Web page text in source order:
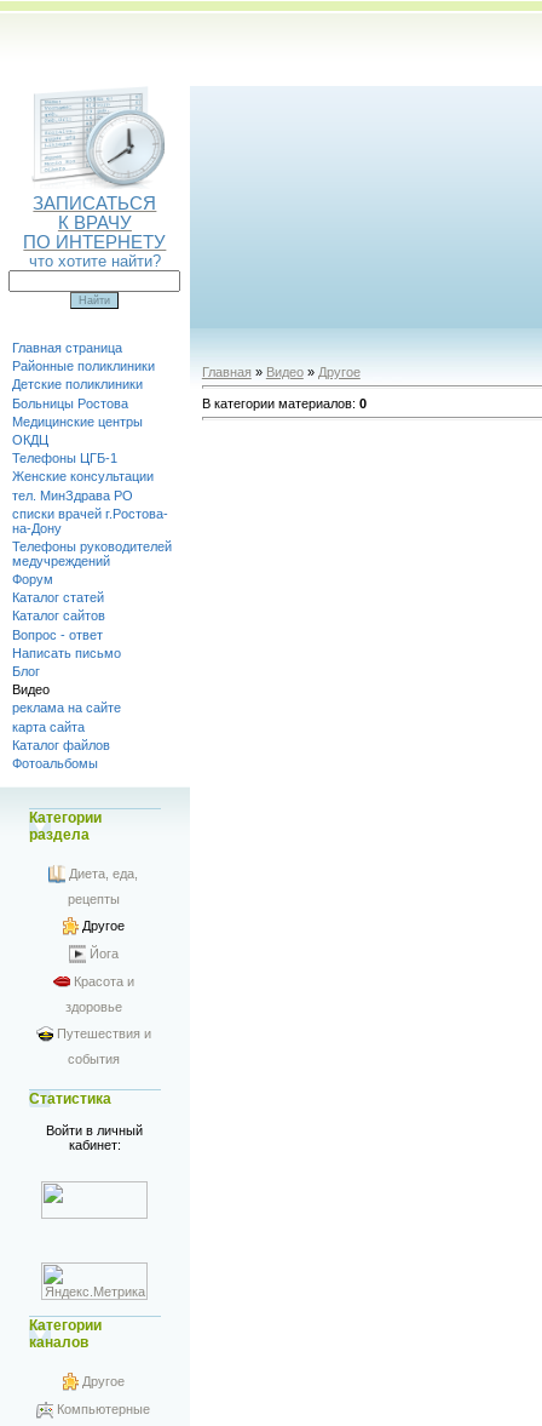
ЗАПИСАТЬСЯ
К ВРАЧУ
ПО ИНТЕРНЕТУ
что хотите найти?
Главная страница
Районные поликлиники
Детские поликлиники
Больницы Ростова
Медицинские центры
ОКДЦ
Телефоны ЦГБ-1
Женские консультации
тел. МинЗдрава РО
списки врачей г.Ростова-
на-Дону
Телефоны руководителей
медучреждений
Форум
Каталог статей
Каталог сайтов
Вопрос - ответ
Написать письмо
Блог
Видео
реклама на сайте
карта сайта
Каталог файлов
Фотоальбомы
Категории
раздела
Диета, еда,
рецепты
Другое
Йога
Красота и
здоровье
Путешествия и
события
Статистика
Войти в личный
кабинет:
Категории
каналов
Другое
Компьютерные
Главная » Видео» Другое
В категории материалов: 0